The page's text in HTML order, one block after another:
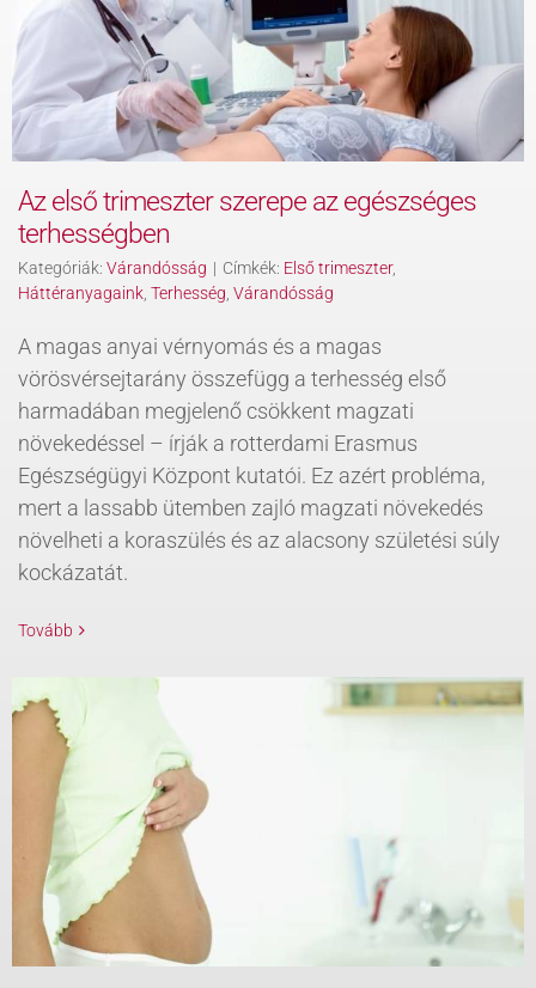
KAPCSOLAT
BLOG
Az első trimeszter szerepe az egészséges
terhességben
Kategóriák: Várandósság | Címkék: Első trimeszter,
Háttéranyagaink Terhesség Várandósság
A magas anyai vérnyomás és a magas
vörösvérsejtarány összefügg a terhesség első
harmadában megjelenő csökkent magzati
növekedéssel – írják a rotterdami Erasmus
Egészségügyi Központ kutatói. Ez azért probléma,
mert a lassabb ütemben zajló magzati növekedés
növelheti a koraszülés és az alacsony születési súly
kockázatát.
Tovább